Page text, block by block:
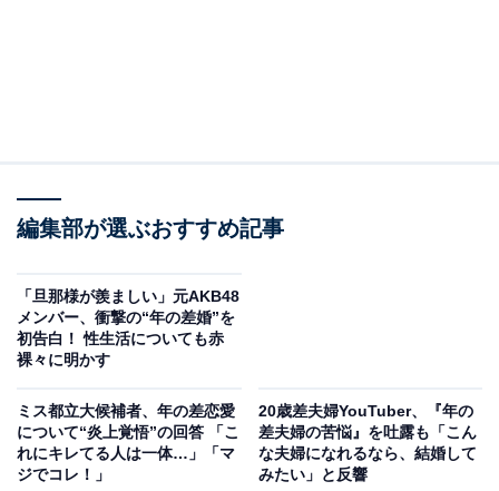
編集部が選ぶおすすめ記事
「旦那様が羨ましい」元AKB48
メンバー、衝撃の“年の差婚”を
初告白！ 性生活についても赤
裸々に明かす
ミス都立大候補者、年の差恋愛
について“炎上覚悟”の回答 「こ
れにキレてる人は一体…」「マ
ジでコレ！」
20歳差夫婦YouTuber、『年の
差夫婦の苦悩』を吐露も「こん
な夫婦になれるなら、結婚して
みたい」と反響